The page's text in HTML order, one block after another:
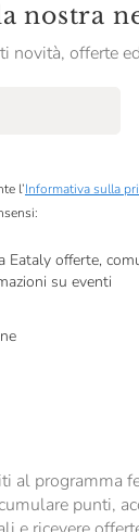
nostra
novità, offerte
l’Informativa sulla
Eataly offerte,
su eventi
personalizzate, in caso
al programma
punti,